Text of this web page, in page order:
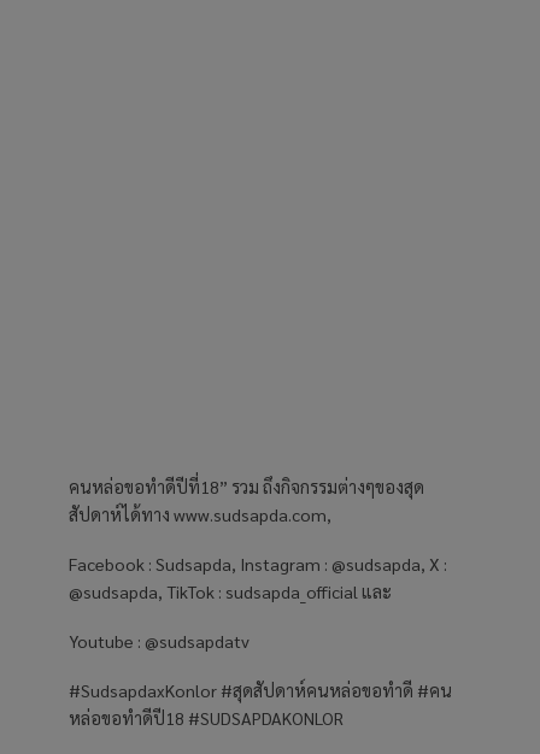
คนหล่อขอทำดีปีที่18” รวม ถึงกิจกรรมต่างๆของสุด
สัปดาห์ได้ทาง www.sudsapda.com,
Facebook : Sudsapda, Instagram : @sudsapda, X :
@sudsapda, TikTok : sudsapda_official และ
Youtube : @sudsapdatv
#SudsapdaxKonlor #สุดสัปดาห์คนหล่อขอทำดี #คน
หล่อขอทำดีปี18 #SUDSAPDAKONLOR